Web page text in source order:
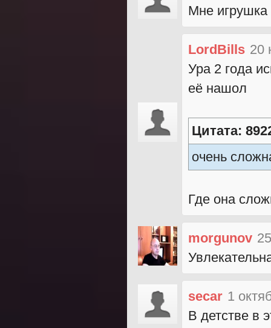
Мне игрушка
LordBills 20
Ура 2 года
её нашол
Цитата:
очень
Где она
morgunov
secar 1
В детстве в